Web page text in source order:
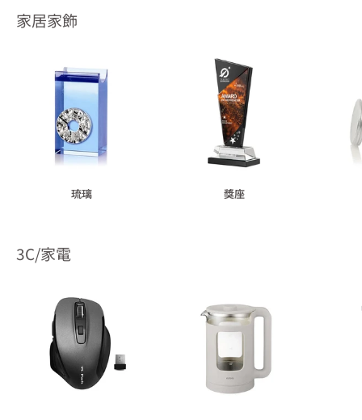
家居家飾
琉璃 獎座
3C/家電